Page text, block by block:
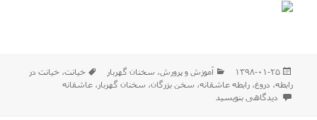
ارسال
شده
در
۱۳۹۸-۰۱-۲۵ دسته‌ها
آموزش و پرورش، سخنان گهربار برچسب‌ها
خیانت،خیانت در
رابطه، دروغ،رابطه عاشقانه، سخن بزرگان، سخنان گهربار ،عاشقانه
برای سخن کوتاه و زیبا
دیدگاهی بنویسید